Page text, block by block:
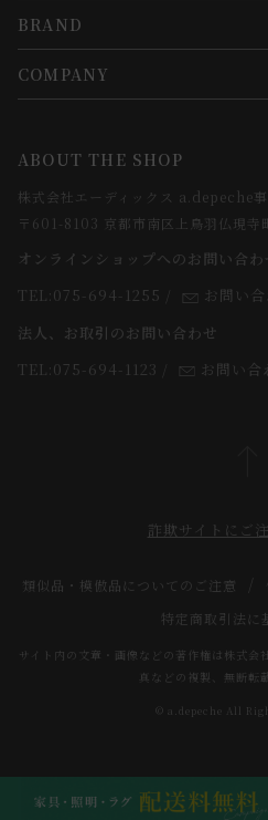
新規会員登録
会員規約について
お買い物ガイド
会員登録について
お支払方法について
お届けについて
よくあるご質問
BRAND
コンセプト
webカタログ
COMPANY
求人情報
法人のお客様
スタッフ
ABOUT THE SHOP
株式会社エーディックス a.depeche
〒601-8103 京都市南区上鳥羽仏現寺
オンラインショップへのお問い合わ
TEL:075-694-1255
お問い
法人、お取引のお問い合わせ
TEL:075-694-1123
お問い合
詐欺サイトにご
類似品・模倣品についてのご注意
特定商取引法に
サイト内の文章・画像などの著作権は株式会
真などの複製、無断転
© a.depeche All